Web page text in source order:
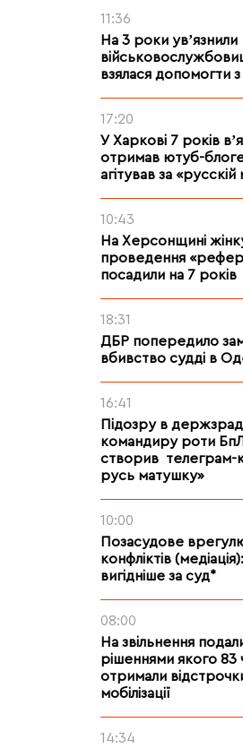
11:36
На 3 роки увʼязнили
взялася допомогти
17:20
У Харкові 7 років
отримав ютуб-
агітував за «русскій
10:43
На Херсонщині
проведення
посадили на 7 років
18:31
ДБР попередило
вбивство судді в
16:41
Підозру в
командиру роти
створив телеграм-
русь матушку»
10:00
Позасудове
конфліктів
вигідніше за суд*
08:00
На звільнення
рішеннями якого 83
отримали
мобілізації
14:34